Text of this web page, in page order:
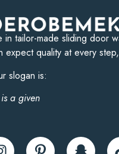
in tailor-made sliding door
expect quality at every
slogan is:
a given